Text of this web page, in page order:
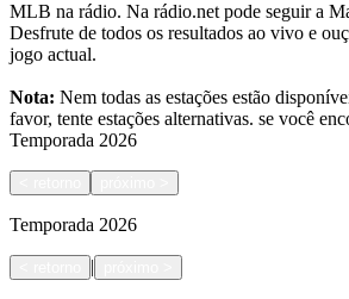
MLB na rádio. Na rádio.net pode seguir a
Desfrute de todos os resultados ao vivo e
jogo actual.
Nota: Nem todas as estações estão
favor, tente estações alternativas. se você
Temporada 2026
Temporada 2026
|